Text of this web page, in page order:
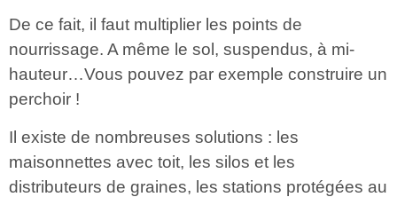
De ce fait, il faut multiplier les points de
nourrissage. A même le sol, suspendus, à mi-
hauteur…Vous pouvez par exemple construire un
perchoir !
Il existe de nombreuses solutions : les
maisonnettes avec toit, les silos et les
distributeurs de graines, les stations protégées au